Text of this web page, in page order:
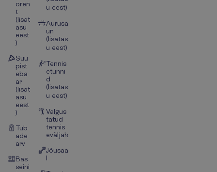
oren
t
(lisat
asu
eest
)
Suu
pist
eba
ar
(lisat
asu
eest
)
Tub
ade
arv
Bas
seini
u eest)
Aurusa
un
(lisatas
u eest)
Tennis
etunni
d
(lisatas
u eest)
Valgus
tatud
tennis
eväljak
Jõusaa
l